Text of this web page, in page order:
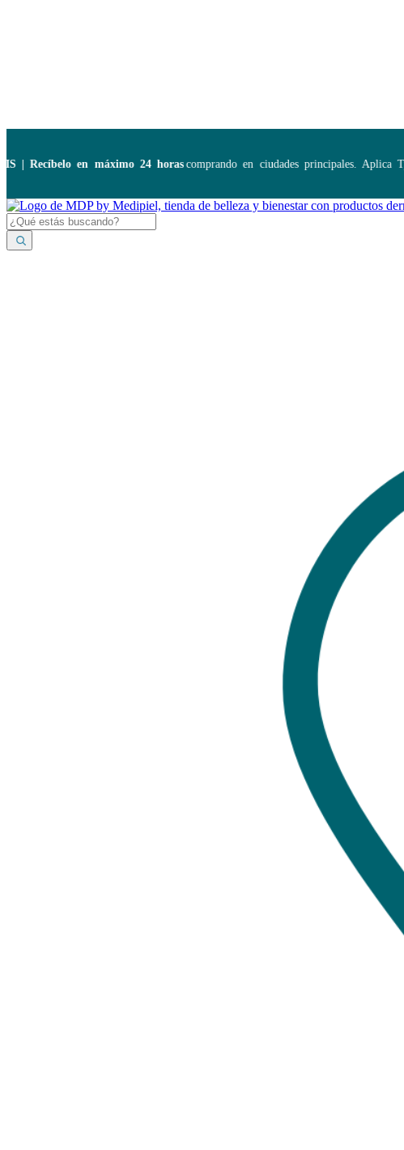
Recíbelo en máximo 24 horascomprando en ciudades principales. Aplica TyC